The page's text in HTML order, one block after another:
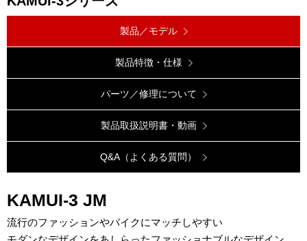
製品／モデル
製品特徴・仕様
パーツ／修理について
製品取扱説明書・動画
Q&A（よくある質問）
KAMUI-3 JM
流行のファッションやバイクにマッチしやすい